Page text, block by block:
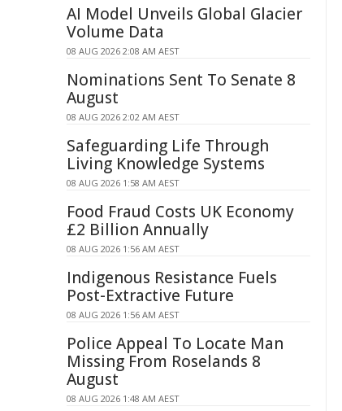
AI Model Unveils Global Glacier
Volume Data
08 AUG 2026 2:08 AM AEST
Nominations Sent To Senate 8
August
08 AUG 2026 2:02 AM AEST
Safeguarding Life Through
Living Knowledge Systems
08 AUG 2026 1:58 AM AEST
Food Fraud Costs UK Economy
£2 Billion Annually
08 AUG 2026 1:56 AM AEST
Indigenous Resistance Fuels
Post-Extractive Future
08 AUG 2026 1:56 AM AEST
Police Appeal To Locate Man
Missing From Roselands 8
August
08 AUG 2026 1:48 AM AEST